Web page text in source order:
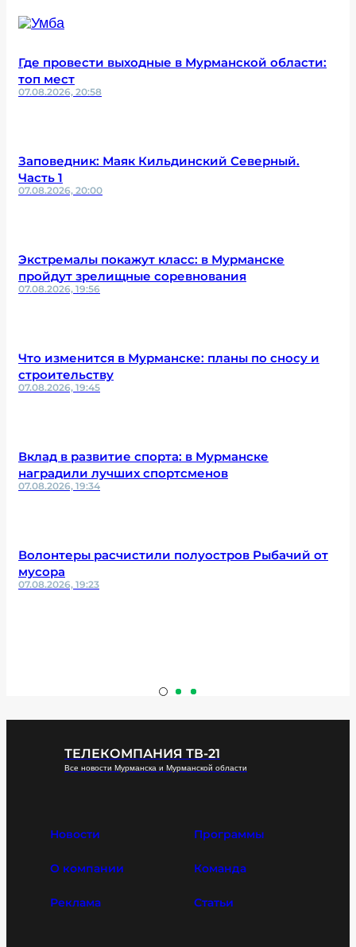
Где провести выходные в Мурманской области:
топ мест
07.08.2026, 20:58
Заповедник: Маяк Кильдинский Северный.
Часть 1
07.08.2026, 20:00
Экстремалы покажут класс: в Мурманске
пройдут зрелищные соревнования
07.08.2026, 19:56
Что изменится в Мурманске: планы по сносу и
строительству
07.08.2026, 19:45
Вклад в развитие спорта: в Мурманске
наградили лучших спортсменов
07.08.2026, 19:34
Волонтеры расчистили полуостров Рыбачий от
мусора
07.08.2026, 19:23
ТЕЛЕКОМПАНИЯ ТВ-21
Все новости Мурманска и Мурманской области
Новости Программы
О компании Команда
Реклама Статьи